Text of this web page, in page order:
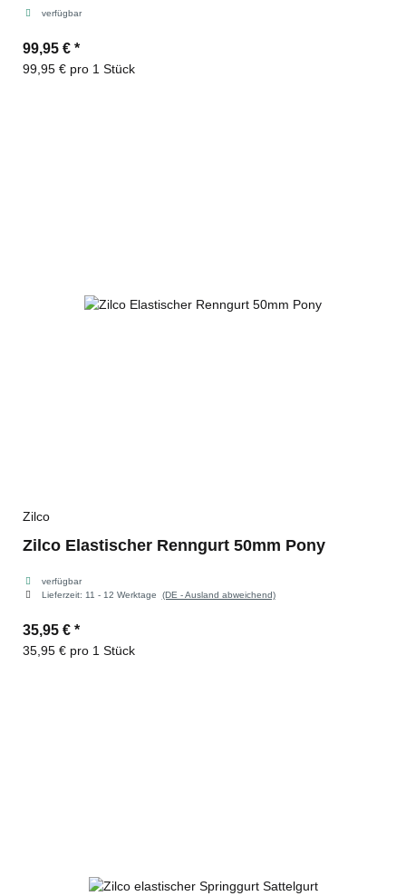
verfügbar
99,95 € *
99,95 € pro 1 Stück
Zilco
Zilco Elastischer Renngurt 50mm Pony
verfügbar
Lieferzeit: 11 - 12 Werktage (DE - Ausland abweichend)
35,95 € *
35,95 € pro 1 Stück